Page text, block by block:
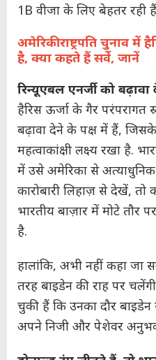
1B वीजा के लिए बेहतर रही
अमेरिकी राष्ट्रपति चुनाव में
है, क्या कहते हैं सर्वे, जानें
रिन्यूएबल एनर्जी को
हैरिस ऊर्जा के गैर परंपरागत
बढ़ावा देने के पक्ष में हैं,
महत्वाकांक्षी लक्ष्य रखा है.
में उसे अमेरिका से
कारोबारी लिहाज़ से देखें,
भारतीय बाज़ार में मोटे तौर
है.
हालांकि, अभी नहीं कहा जा
तरह बाइडेन की राह पर
चुकी हैं कि उनका दौर
अपने निजी और पेशेवर